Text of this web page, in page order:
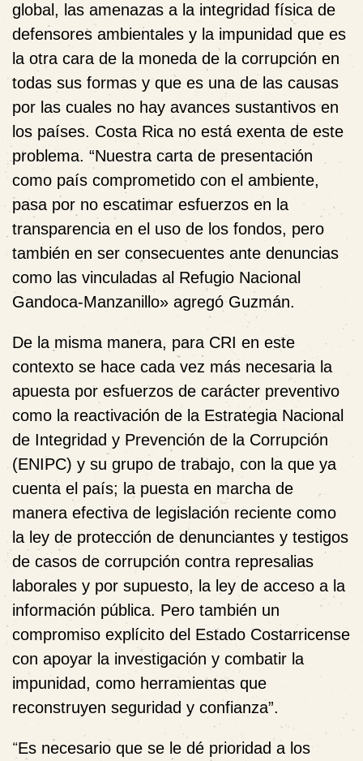
global, las amenazas a la integridad física de
defensores ambientales y la impunidad que es
la otra cara de la moneda de la corrupción en
todas sus formas y que es una de las causas
por las cuales no hay avances sustantivos en
los países. Costa Rica no está exenta de este
problema. “Nuestra carta de presentación
como país comprometido con el ambiente,
pasa por no escatimar esfuerzos en la
transparencia en el uso de los fondos, pero
también en ser consecuentes ante denuncias
como las vinculadas al Refugio Nacional
Gandoca-Manzanillo» agregó Guzmán.
De la misma manera, para CRI en este
contexto se hace cada vez más necesaria la
apuesta por esfuerzos de carácter preventivo
como la reactivación de la Estrategia Nacional
de Integridad y Prevención de la Corrupción
(ENIPC) y su grupo de trabajo, con la que ya
cuenta el país; la puesta en marcha de
manera efectiva de legislación reciente como
la ley de protección de denunciantes y testigos
de casos de corrupción contra represalias
laborales y por supuesto, la ley de acceso a la
información pública. Pero también un
compromiso explícito del Estado Costarricense
con apoyar la investigación y combatir la
impunidad, como herramientas que
reconstruyen seguridad y confianza”.
“Es necesario que se le dé prioridad a los